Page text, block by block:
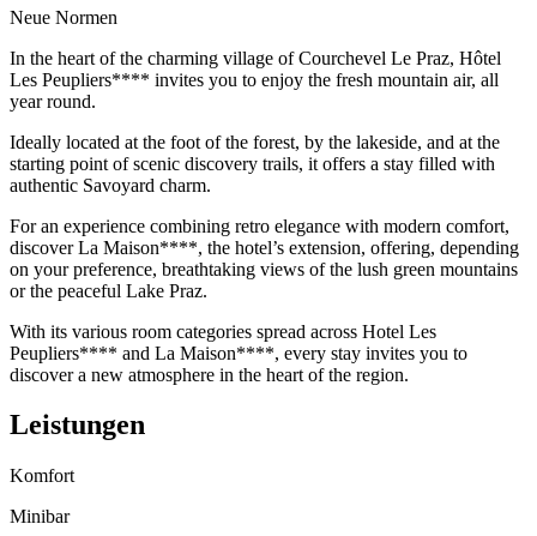
Neue Normen
In the heart of the charming village of Courchevel Le Praz, Hôtel
Les Peupliers**** invites you to enjoy the fresh mountain air, all
year round.
Ideally located at the foot of the forest, by the lakeside, and at the
starting point of scenic discovery trails, it offers a stay filled with
authentic Savoyard charm.
For an experience combining retro elegance with modern comfort,
discover La Maison****, the hotel’s extension, offering, depending
on your preference, breathtaking views of the lush green mountains
or the peaceful Lake Praz.
With its various room categories spread across Hotel Les
Peupliers**** and La Maison****, every stay invites you to
discover a new atmosphere in the heart of the region.
Leistungen
Komfort
Minibar